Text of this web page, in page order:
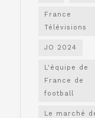
France
Télévisions
JO 2024
L'équipe de
France de
football
Le marché